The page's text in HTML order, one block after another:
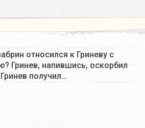
относился к Гриневу с
Гринев, напившись, оскорбил
получил…